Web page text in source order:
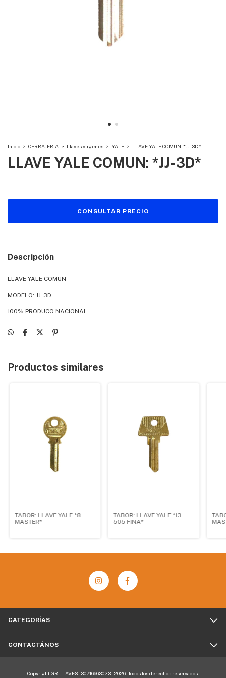
Inicio > CERRAJERIA > Llaves virgenes > YALE > LLAVE YALE COMUN: *JJ-3D*
LLAVE YALE COMUN: *JJ-3D*
Descripción
LLAVE YALE COMUN
MODELO: JJ-3D
100% PRODUCO NACIONAL
Productos similares
TABOR: LLAVE YALE *8
MASTER*
TABOR: LLAVE YALE *13
505 FINA*
CATEGORÍAS
CONTACTÁNOS
Copyright GR LLAVES - 30716663023 - 2026. Todos los derechos reservados.